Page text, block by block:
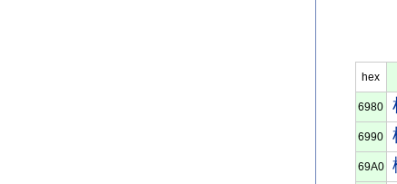
hex
6980
6990
69A0